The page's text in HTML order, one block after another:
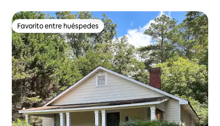
Favorito entre huéspedes
Favorito entre huéspedes